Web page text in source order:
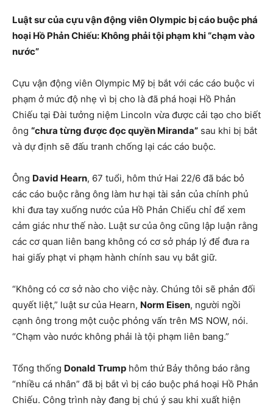
Luật sư của cựu vận động viên Olympic bị cáo buộc phá
hoại Hồ Phản Chiếu: Không phải tội phạm khi “chạm vào
nước”
Cựu vận động viên Olympic Mỹ bị bắt với các cáo buộc vi
phạm ở mức độ nhẹ vì bị cho là đã phá hoại Hồ Phản
Chiếu tại Đài tưởng niệm Lincoln vừa được cải tạo cho biết
ông “chưa từng được đọc quyền Miranda” sau khi bị bắt
và dự định sẽ đấu tranh chống lại các cáo buộc.
Ông David Hearn, 67 tuổi, hôm thứ Hai 22/6 đã bác bỏ
các cáo buộc rằng ông làm hư hại tài sản của chính phủ
khi đưa tay xuống nước của Hồ Phản Chiếu chỉ để xem
cảm giác như thế nào. Luật sư của ông cũng lập luận rằng
các cơ quan liên bang không có cơ sở pháp lý để đưa ra
hai giấy phạt vi phạm hành chính sau vụ bắt giữ.
“Không có cơ sở nào cho việc này. Chúng tôi sẽ phản đối
quyết liệt,” luật sư của Hearn, Norm Eisen, người ngồi
cạnh ông trong một cuộc phỏng vấn trên MS NOW, nói.
“Chạm vào nước không phải là tội phạm liên bang.”
Tổng thống Donald Trump hôm thứ Bảy thông báo rằng
“nhiều cá nhân” đã bị bắt vì bị cáo buộc phá hoại Hồ Phản
Chiếu. Công trình này đang bị chú ý sau khi xuất hiện